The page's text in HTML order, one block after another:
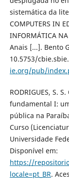
sistemática da
COMPUTERS IN
INFORMÁTICA
Anais [...]. Bento
10.5753/
ie.org/pub/
RODRIGUES, S.
fundamental I:
pública na
Curso
Universidade
Disponível em:
https://
locale=pt_BR.